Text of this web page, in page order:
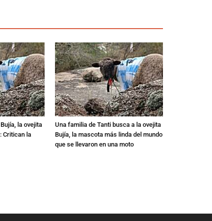
la ovejita
Critican la
Una familia de Tanti busca a la ovejita
Bujía, la mascota más linda del mundo
que se llevaron en una moto